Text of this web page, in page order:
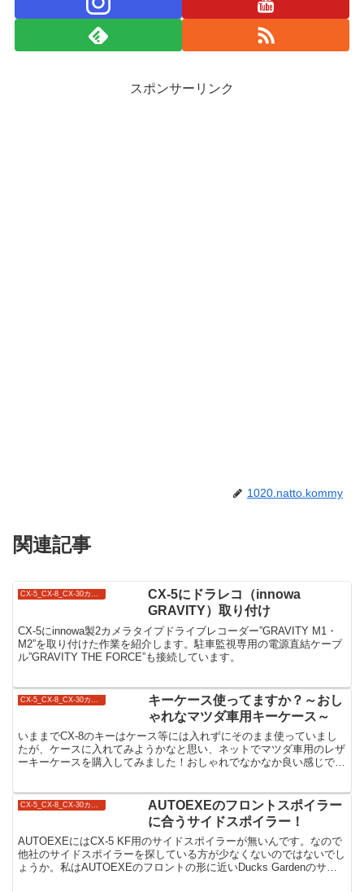
スポンサーリンク
1020.natto.kommy
関連記事
CX-5_CX-8_CX-30カスタム
CX-5にドラレコ（innowa
GRAVITY）取り付け
CX-5にinnowa製2カメラタイプドライブレコーダー”GRAVITY M1・
M2”を取り付けた作業を紹介します。駐車監視専用の電源直結ケーブ
ル”GRAVITY THE FORCE”も接続しています。
キーケース使ってますか？～おし
ゃれなマツダ車用キーケース～
いままでCX-8のキーはケース等には入れずにそのまま使っていまし
たが、ケースに入れてみようかなと思い、ネットでマツダ車用のレザ
ーキーケースを購入してみました！おしゃれでなかなか良い感じで
CX-5_CX-8_CX-30カスタム
AUTOEXEのフロントスポイラー
に合うサイドスポイラー！
AUTOEXEにはCX-5 KF用のサイドスポイラーが無いんです。なので
他社のサイドスポイラーを探している方が少なくないのではないでし
ょうか。私はAUTOEXEのフロントの形に近いDucks Gardenのサイ